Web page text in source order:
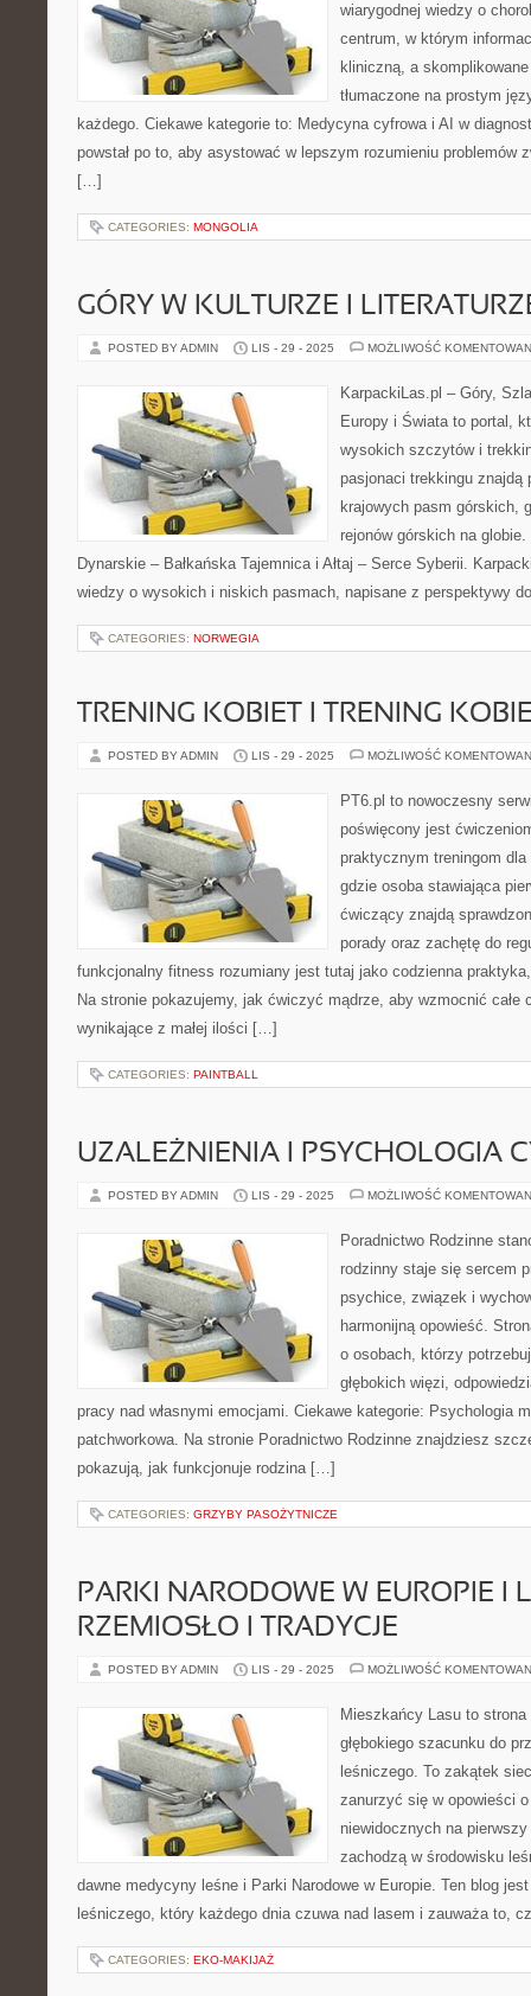
wiarygodnej wiedzy o
centrum, w którym
kliniczną, a
tłumaczone na prostym
każdego. Ciekawe kategorie to: Medycyna cyfrowa i AI w
powstał po to, aby asystować w lepszym rozumieniu problemów
[…]
CATEGORIES: MONGOLIA
GÓRY W KULTURZE I
POSTED BY ADMIN LIS - 29 - 2025 MOŻLIWOŚĆ
KarpackiLas.pl – Góry,
Europy i Świata to portal,
wysokich szczytów i
pasjonaci trekkingu znajdą
krajowych pasm górskich,
rejonów górskich na
Dynarskie – Bałkańska Tajemnica i Ałtaj – Serce Syberii.
wiedzy o wysokich i niskich pasmach, napisane z perspektywy
CATEGORIES: NORWEGIA
TRENING KOBIET I TRENING
POSTED BY ADMIN LIS - 29 - 2025 MOŻLIWOŚĆ
PT6.pl to nowoczesny
poświęcony jest
praktycznym treningom
gdzie osoba stawiająca
ćwiczący znajdą
porady oraz zachętę do
funkcjonalny fitness rozumiany jest tutaj jako codzienna
Na stronie pokazujemy, jak ćwiczyć mądrze, aby wzmocnić całe
wynikające z małej ilości […]
CATEGORIES: PAINTBALL
UZALEŻNIENIA I PSYCHOLOGIA
POSTED BY ADMIN LIS - 29 - 2025 MOŻLIWOŚĆ
Poradnictwo Rodzinne
rodzinny staje się sercem
psychice, związek i
harmonijną opowieść.
o osobach, którzy
głębokich więzi,
pracy nad własnymi emocjami. Ciekawe kategorie: Psychologia
patchworkowa. Na stronie Poradnictwo Rodzinne znajdziesz
pokazują, jak funkcjonuje rodzina […]
CATEGORIES: GRZYBY PASOŻYTNICZE
PARKI NARODOWE W EUROPIE I
RZEMIOSŁO I TRADYCJE
POSTED BY ADMIN LIS - 29 - 2025 MOŻLIWOŚĆ
Mieszkańcy Lasu to
głębokiego szacunku do
leśniczego. To zakątek
zanurzyć się w opowieści
niewidocznych na
zachodzą w środowisku
dawne medycyny leśne i Parki Narodowe w Europie. Ten blog
leśniczego, który każdego dnia czuwa nad lasem i zauważa to,
CATEGORIES: EKO-MAKIJAŻ